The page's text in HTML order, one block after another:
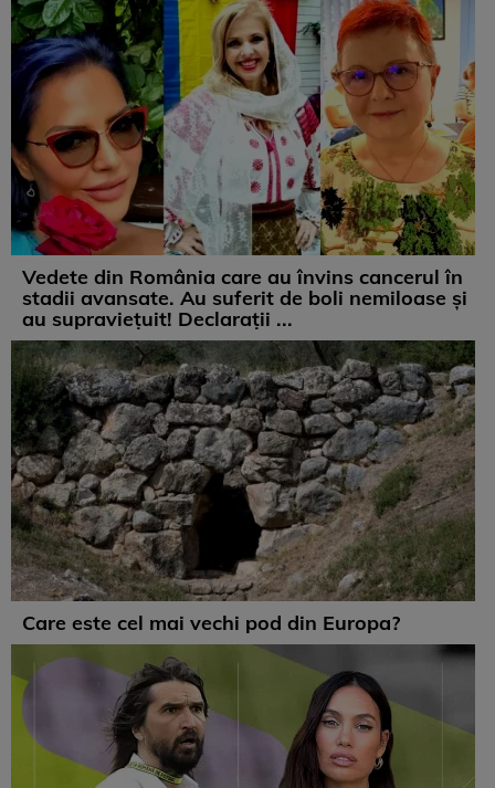
Vedete din România care au învins cancerul în
stadii avansate. Au suferit de boli nemiloase şi
au supravieţuit! Declarații ...
Care este cel mai vechi pod din Europa?